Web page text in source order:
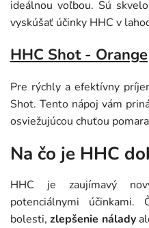
ideálnou voľbou. Sú
vyskúšať účinky HHC v
HHC Shot - Orange
Pre rýchly a efektívny
Shot. Tento nápoj vám
osviežujúcou chuťou
Na čo je HHC
HHC je zaujímavý
potenciálnymi účinkami.
bolesti,zlepšenie nálady